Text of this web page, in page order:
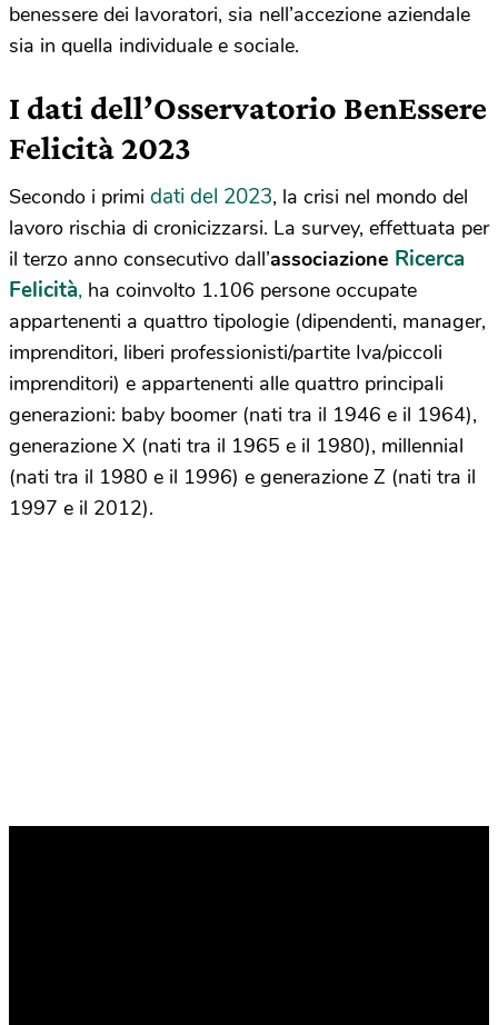
benessere dei lavoratori, sia nell’accezione aziendale
sia in quella individuale e sociale.
I dati dell’Osservatorio BenEssere
Felicità 2023
Secondo i primi dati del 2023, la crisi nel mondo del
lavoro rischia di cronicizzarsi. La survey, effettuata per
il terzo anno consecutivo dall’associazione Ricerca
Felicità, ha coinvolto 1.106 persone occupate
appartenenti a quattro tipologie (dipendenti, manager,
imprenditori, liberi professionisti/partite Iva/piccoli
imprenditori) e appartenenti alle quattro principali
generazioni: baby boomer (nati tra il 1946 e il 1964),
generazione X (nati tra il 1965 e il 1980), millennial
(nati tra il 1980 e il 1996) e generazione Z (nati tra il
1997 e il 2012).